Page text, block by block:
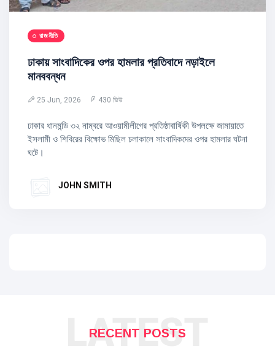
রাজনীতি
ঢাকায় সাংবাদিকের ওপর হামলার প্রতিবাদে নড়াইলে
মানববন্ধন
25 Jun, 2026 430 ভিউ
ঢাকার ধানমন্ডি ৩২ নাম্বরে আওয়ামীলীগের প্রতিষ্ঠাবার্ষিকী উপলক্ষে জামায়াতে
ইসলামী ও শিবিরের বিক্ষোভ মিছিল চলাকালে সাংবাদিকদের ওপর হামলার ঘটনা
ঘটে।
JOHN SMITH
RECENT POSTS
LATEST